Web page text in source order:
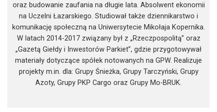
oraz budowanie zaufania na długie lata. Absolwent ekonomii
na Uczelni Łazarskiego. Studiował także dziennikarstwo i
komunikację społeczną na Uniwersytecie Mikołaja Kopernika.
W latach 2014-2017 związany był z „Rzeczpospolitą” oraz
„Gazetą Giełdy i Inwestorów Parkiet”, gdzie przygotowywał
materiały dotyczące spółek notowanych na GPW. Realizuje
projekty m.in. dla: Grupy Śnieżka, Grupy Tarczyński, Grupy
Azoty, Grupy PKP Cargo oraz Grupy Mo-BRUK.